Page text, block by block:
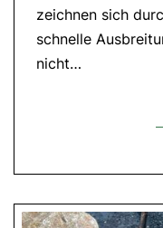
zeichnen sich
schnelle
nicht…